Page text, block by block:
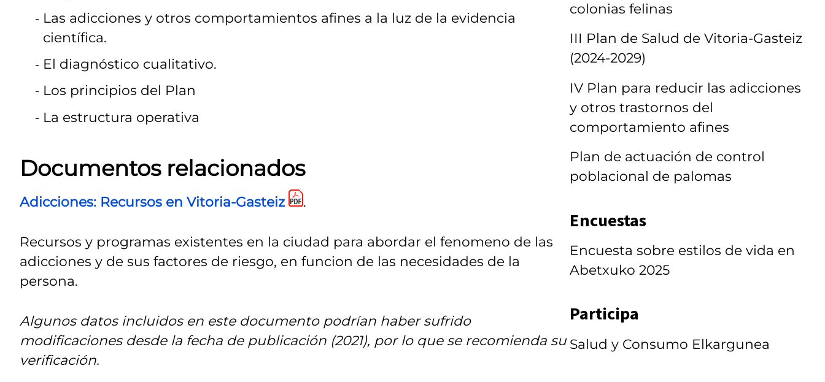
Las adicciones y otros comportamientos afines a la luz de la evidencia
científica.
El diagnóstico cualitativo.
Los principios del Plan
La estructura operativa
Documentos relacionados
Adicciones: Recursos en Vitoria-Gasteiz .
Recursos y programas existentes en la ciudad para abordar el fenomeno de las
adicciones y de sus factores de riesgo, en funcion de las necesidades de la
persona.
Algunos datos incluidos en este documento podrían haber sufrido
modificaciones desde la fecha de publicación (2021), por lo que se recomienda su
verificación.
colonias felinas
III Plan de Salud de Vitoria-Gasteiz
(2024-2029)
IV Plan para reducir las adicciones
y otros trastornos del
comportamiento afines
Plan de actuación de control
poblacional de palomas
Encuestas
Encuesta sobre estilos de vida en
Abetxuko 2025
Participa
Salud y Consumo Elkargunea